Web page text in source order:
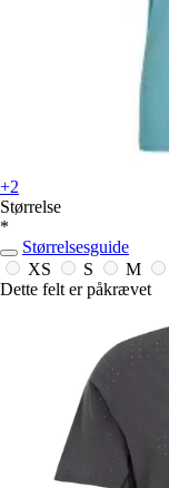
+2
Størrelse
*
Størrelsesguide
XS
S M
Dette felt er påkrævet